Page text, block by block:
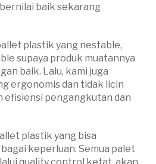
baik sekarang
plastik yang nestable,
supaya produk muatannya
baik. Lalu, kami juga
ergonomis dan tidak licin
pengangkutan dan
plastik yang bisa
keperluan. Semua palet